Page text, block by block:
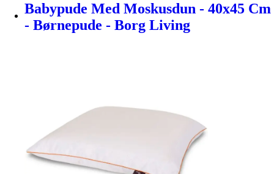
Babypude Med Moskusdun - 40x45 Cm
- Børnepude - Borg Living